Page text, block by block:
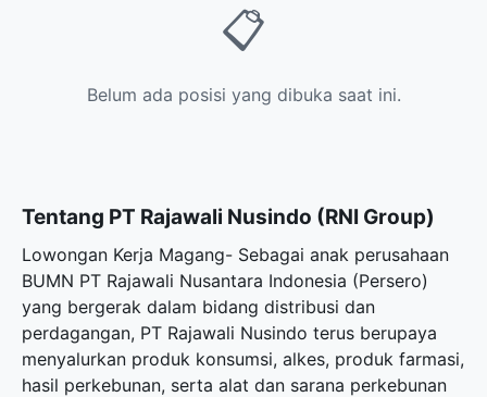
📋
Belum ada posisi yang dibuka saat ini.
Tentang PT Rajawali Nusindo (RNI Group)
Lowongan Kerja Magang- Sebagai anak perusahaan
BUMN PT Rajawali Nusantara Indonesia (Persero)
yang bergerak dalam bidang distribusi dan
perdagangan, PT Rajawali Nusindo terus berupaya
menyalurkan produk konsumsi, alkes, produk farmasi,
hasil perkebunan, serta alat dan sarana perkebunan